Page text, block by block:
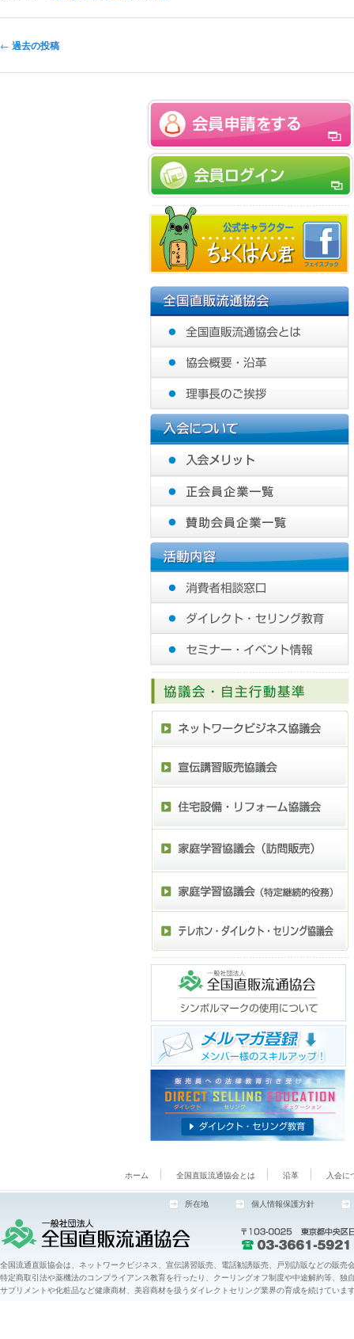
投稿ナビゲーション
← 過去の投稿
ホーム 全国直販流通協会とは 沿革 入会に
所在地 個人情報保護方針
全国流通直販協会は、ネットワークビジネス、宣伝講習販売、電話勧誘販売、戸別訪販などの販売
特定商取引法や薬機法のコンプライアンス教育を行ったり、クーリングオフ制度や中途解約等、
サプリメントや化粧品など健康商材、美容商材を扱うダイレクトセリング業界の育成を続けていま